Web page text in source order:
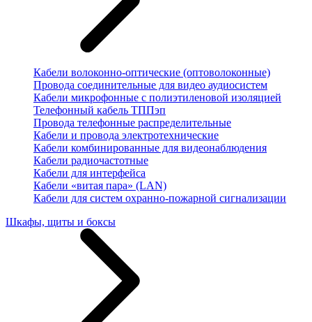
Кабели волоконно-оптические (оптоволоконные)
Провода соединительные для видео аудиосистем
Кабели микрофонные с полиэтиленовой изоляцией
Телефонный кабель ТППэп
Провода телефонные распределительные
Кабели и провода электротехнические
Кабели комбинированные для видеонаблюдения
Кабели радиочастотные
Кабели для интерфейса
Кабели «витая пара» (LAN)
Кабели для систем охранно-пожарной сигнализации
Шкафы, щиты и боксы